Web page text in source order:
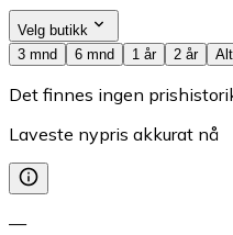
Velg butikk
3 mnd
6 mnd 1 år 2 år Alt
Det finnes ingen
Laveste nypris akkurat nå
—